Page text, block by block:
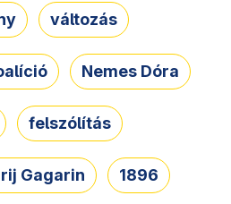
változás
Nemes Dóra
felszólítás
Gagarin 1896